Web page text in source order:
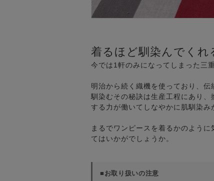
着るほど馴染んでくれ
今では1軒のみになってしまった三
明治から続く織機を使っており、
馴染むその秘訣は生産工程にあり
する力が働いてしなやかに肌馴染み
まるでワンピースを着るかのよう
てはいかがでしょうか。
■お取り扱いの注意